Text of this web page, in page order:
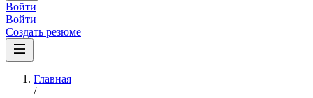
Войти
Войти
Создать резюме
Главная
/